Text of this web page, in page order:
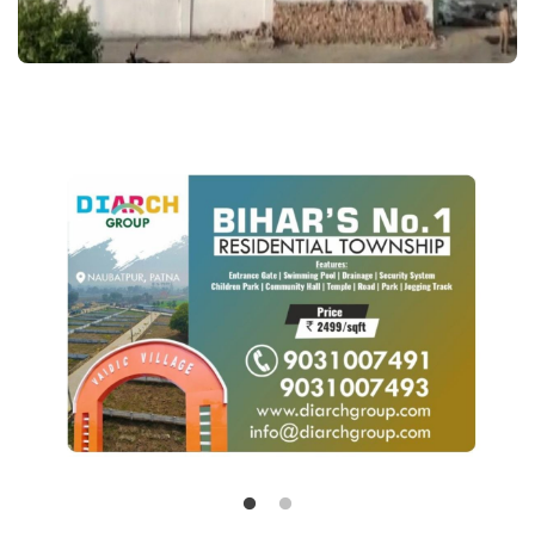
Lifestyle
Social – Viral
Weather
Language
Hindi Urdu English